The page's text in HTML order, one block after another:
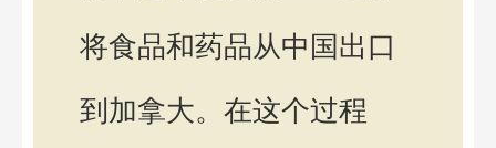
将食品和药品从中国出口
到加拿大。在这个过程